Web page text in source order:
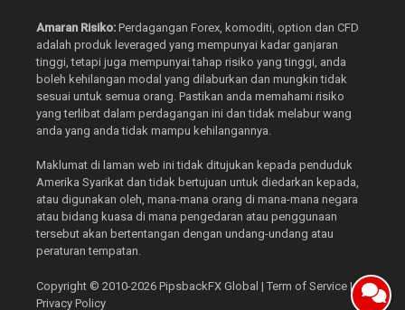
Amaran Risiko: Perdagangan Forex, komoditi, option dan CFD
adalah produk leveraged yang mempunyai kadar ganjaran
tinggi, tetapi juga mempunyai tahap risiko yang tinggi, anda
boleh kehilangan modal yang dilaburkan dan mungkin tidak
sesuai untuk semua orang. Pastikan anda memahami risiko
yang terlibat dalam perdagangan ini dan tidak melabur wang
anda yang anda tidak mampu kehilangannya.
Maklumat di laman web ini tidak ditujukan kepada penduduk
Amerika Syarikat dan tidak bertujuan untuk diedarkan kepada,
atau digunakan oleh, mana-mana orang di mana-mana negara
atau bidang kuasa di mana pengedaran atau penggunaan
tersebut akan bertentangan dengan undang-undang atau
peraturan tempatan.
Copyright © 2010-2026 PipsbackFX Global | Term of Service |
Privacy Policy